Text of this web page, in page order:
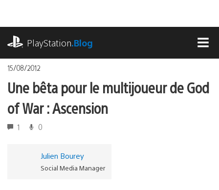
contenu
PlayStation.Blog
15/08/2012
Une bêta pour le multijoueur de God
of War : Ascension
1 0
Julien Bourey
Social Media Manager